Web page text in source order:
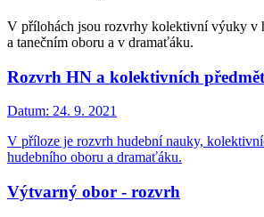
V přílohách jsou rozvrhy kolektivní výuky v
a tanečním oboru a v dramaťáku.
Rozvrh HN a kolektivních
Datum: 24. 9. 2021
V příloze je rozvrh hudební nauky,
hudebního oboru a dramaťáku.
Výtvarný obor - rozvrh